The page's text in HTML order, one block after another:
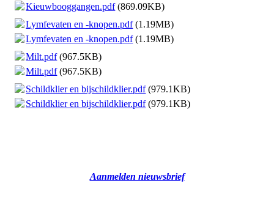
Kieuwbooggangen.pdf(869.09KB)
Lymfevaten en -knopen.pdf(1.19MB)
Lymfevaten en -knopen.pdf(1.19MB)
Milt.pdf(967.5KB)
Milt.pdf(967.5KB)
Schildklier en bijschildklier.pdf(979.1KB)
Schildklier en bijschildklier.pdf(979.1KB)
Aanmelden nieuwsbrief